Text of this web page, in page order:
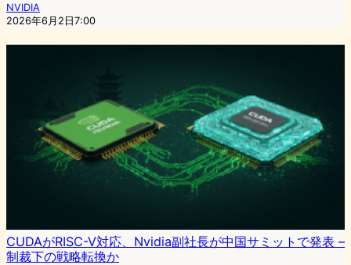
NVIDIA
2026年6月2日7:00
CUDAがRISC-V対応、Nvidia副社長が中国サミットで発表 –
制裁下の戦略転換か